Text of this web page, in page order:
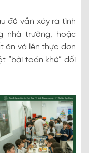
đó vẫn xảy ra tình
nhà trường, hoặc
ăn và lên thực đơn
“bài toán khó” đối